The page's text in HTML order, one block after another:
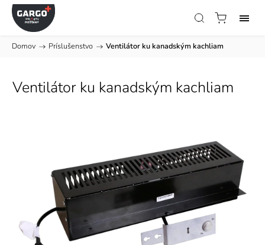
Domov / Príslušenstvo / Ventilátor ku kanadským kachliam
Ventilátor ku kanadským kachliam